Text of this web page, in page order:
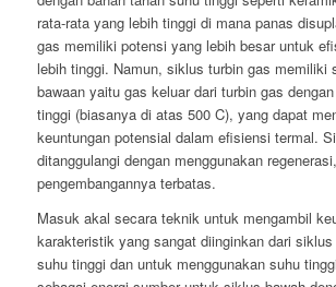
rata-rata yang lebih tinggi di mana panas
gas memiliki potensi yang lebih besar untuk
lebih tinggi. Namun, siklus turbin gas memiliki
bawaan yaitu gas keluar dari turbin gas
tinggi (biasanya di atas 500 C), yang dapat
keuntungan potensial dalam efisiensi termal.
ditanggulangi dengan menggunakan
pengembangannya terbatas.
Masuk akal secara teknik untuk mengambil
karakteristik yang sangat diinginkan dari
suhu tinggi dan untuk menggunakan suhu